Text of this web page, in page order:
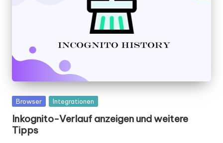
Gepostet
Browser Integrationen
Inkognito-Verlauf anzeigen und weitere
Tipps